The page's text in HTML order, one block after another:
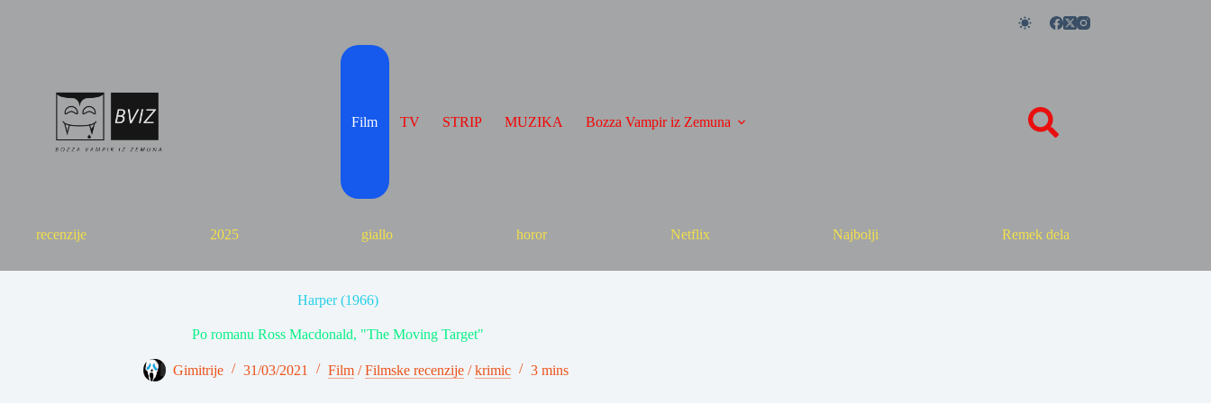
Film TV STRIP MUZIKA Bozza Vampir iz Zemuna
recenzije 2025 giallo horor Netflix Najbolji Remek dela
Harper (1966)
Po romanu Ross Macdonald, "The Moving Target"
Gimitrije 31/03/2021 Film /Filmske recenzije /krimic 3 mins